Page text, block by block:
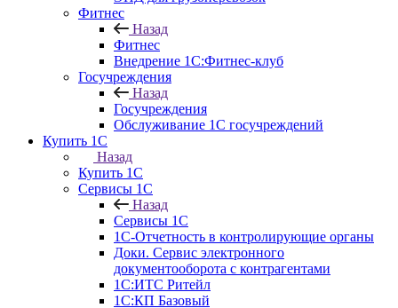
Фитнес
Назад
Фитнес
Внедрение 1С:Фитнес-клуб
Госучреждения
Назад
Госучреждения
Обслуживание 1С госучреждений
Купить 1С
Назад
Купить 1С
Сервисы 1С
Назад
Сервисы 1С
1С-Отчетность в контролирующие органы
Доки. Сервис электронного
документооборота с контрагентами
1С:ИТС Ритейл
1С:КП Базовый